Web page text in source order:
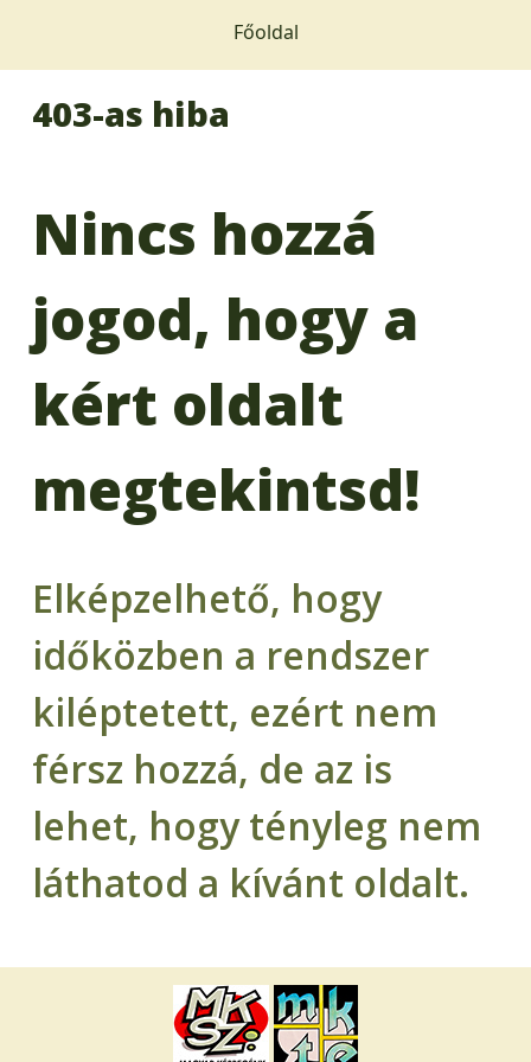
Főoldal
403-as hiba
Nincs hozzá
jogod, hogy a
kért oldalt
megtekintsd!
Elképzelhető, hogy
időközben a rendszer
kiléptetett, ezért nem
férsz hozzá, de az is
lehet, hogy tényleg nem
láthatod a kívánt oldalt.